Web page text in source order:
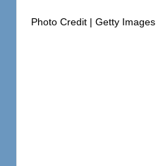
Photo Credit | Getty Images